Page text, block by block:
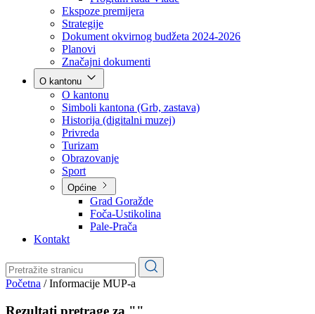
Vlada
Poslovnik
Program rada Vlade
Ekspoze premijera
Strategije
Dokument okvirnog budžeta 2024-2026
Planovi
Značajni dokumenti
O kantonu
O kantonu
Simboli kantona (Grb, zastava)
Historija (digitalni muzej)
Privreda
Turizam
Obrazovanje
Općine
Pale-Prača
Kontakt